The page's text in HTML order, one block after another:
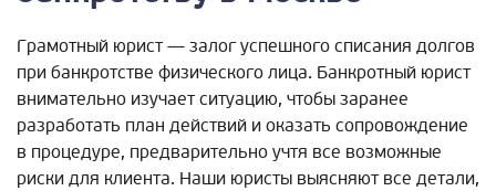
Грамотный юрист — залог успешного списания долгов
при банкротстве физического лица. Банкротный юрист
внимательно изучает ситуацию, чтобы заранее
разработать план действий и оказать сопровождение
в процедуре, предварительно учтя все возможные
риски для клиента. Наши юристы выясняют все детали,